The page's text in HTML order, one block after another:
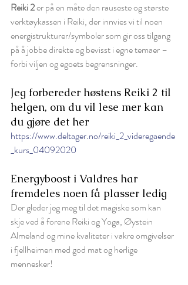
Reiki 2 er på en måte den rauseste og største
verktøykassen i Reiki, der innvies vi til noen
energistrukturer/symboler som gir oss tilgang
på å jobbe direkte og bevisst i egne temaer –
forbi viljen og egoets begrensninger.
Jeg forbereder høstens Reiki 2 til
helgen, om du vil lese mer kan
du gjøre det her
https://www.deltager.no/reiki_2_videregaende
_kurs_04092020
Energyboost i Valdres har
fremdeles noen få plasser ledig
Der gleder jeg meg til det magiske som kan
skje ved å forene Reiki og Yoga, Øystein
Almeland og mine kvaliteter i vakre omgivelser
i fjellheimen med god mat og herlige
mennesker!